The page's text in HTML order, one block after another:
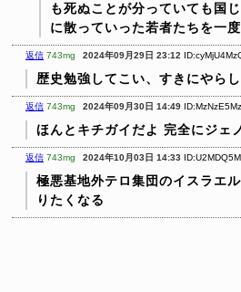
も死ぬことが分っていても国
に散っていった若者たちを一度
返信 743mg 2024年09月29日 23:12
歴史勉強してこい、すきにやら
返信 743mg 2024年09月30日 14:49
ほんとキチガイだよ 完全にジェ
返信 743mg 2024年10月03日 14:33
極悪基地外テロ集団のイスラエ
りたくなる